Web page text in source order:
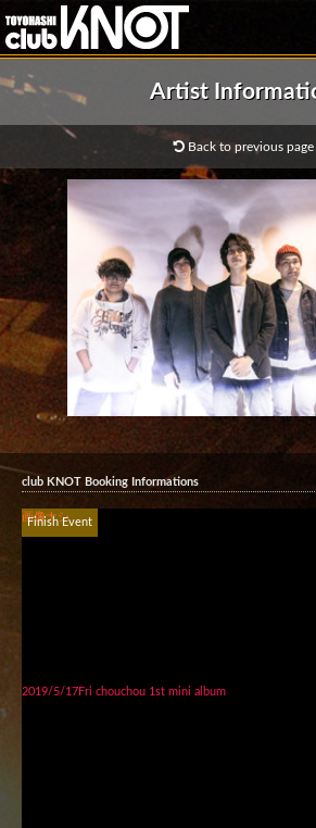
Artist
Back to previous page
club KNOT Booking Informations
画像ナシ
Finish Event
2019/5/17Fri chouchou 1st mini album